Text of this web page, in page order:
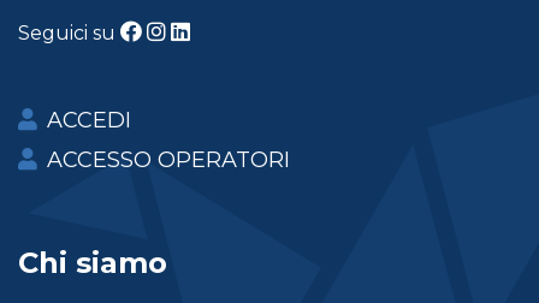
Seguici su
Chi siamo
ACCEDI
ACCESSO OPERATORI